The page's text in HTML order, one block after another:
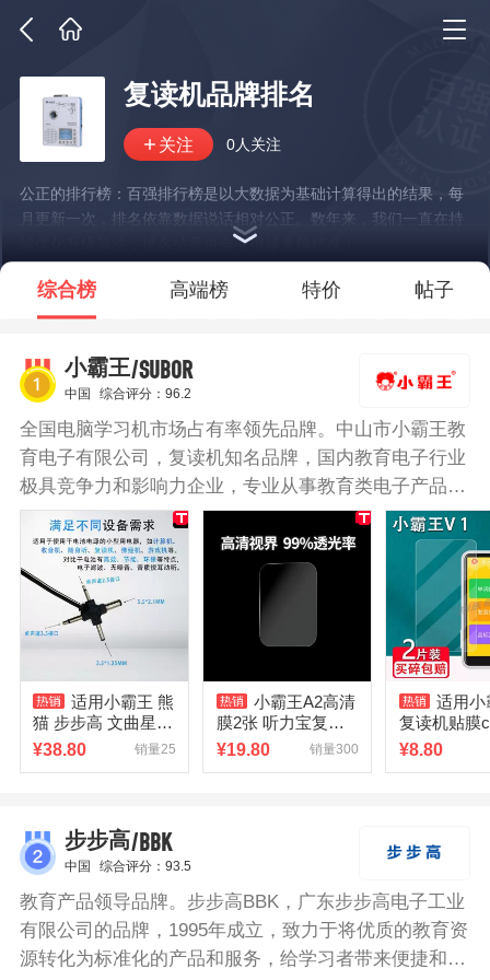
复读机品牌排名
0人关注
公正的排行榜：百强排行榜是以大数据为基础计算得出的结果，每
月更新一次，排名依靠数据说话相对公正。数年来，我们一直在持
续优化升级算法，排名结果也会变得越来越精准！
*说明：仅展示部分数据
综合榜 高端榜 特价 帖子
小霸王/SUBOR
中国 综合评分：96.2
全国电脑学习机市场占有率领先品牌。中山市小霸王教
育电子有限公司，复读机知名品牌，国内教育电子行业
极具竞争力和影响力企业，专业从事教育类电子产品的
开发研究、生产和销售的优秀企业。小霸王复读机搭配
PDPCM语音处理，宽频语音处理动态降噪技术，内置
高保真喇叭，无损耗还原音质。支持磁带播放、复读、
跟读对比，满足学生的使用需求。五级变速，快慢随心
选择。采用健康环保材质，安全耐用，使用更放心。
适用小霸王 熊
猫 步步高 文曲星复
读机适用电源适配
¥38.80 销量25
小霸王A2高清
膜2张 听力宝复读
机专用（本链接仅
¥19.80 销量300
适用小
复读机贴膜
袋学习机B3
¥8.80
步步高/BBK
中国 综合评分：93.5
教育产品领导品牌。步步高BBK，广东步步高电子工业
有限公司的品牌，1995年成立，致力于将优质的教育资
源转化为标准化的产品和服务，给学习者带来便捷和进